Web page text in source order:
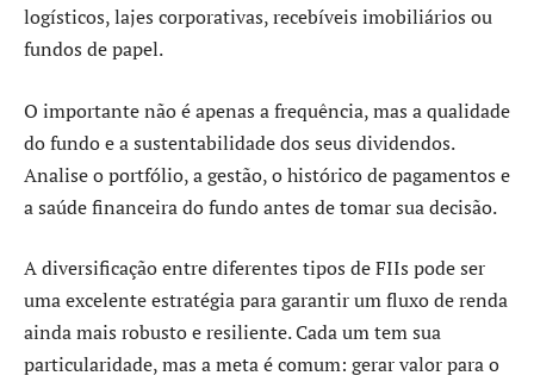
logísticos, lajes corporativas, recebíveis imobiliários ou
fundos de papel.
O importante não é apenas a frequência, mas a qualidade
do fundo e a sustentabilidade dos seus dividendos.
Analise o portfólio, a gestão, o histórico de pagamentos e
a saúde financeira do fundo antes de tomar sua decisão.
A diversificação entre diferentes tipos de FIIs pode ser
uma excelente estratégia para garantir um fluxo de renda
ainda mais robusto e resiliente. Cada um tem sua
particularidade, mas a meta é comum: gerar valor para o